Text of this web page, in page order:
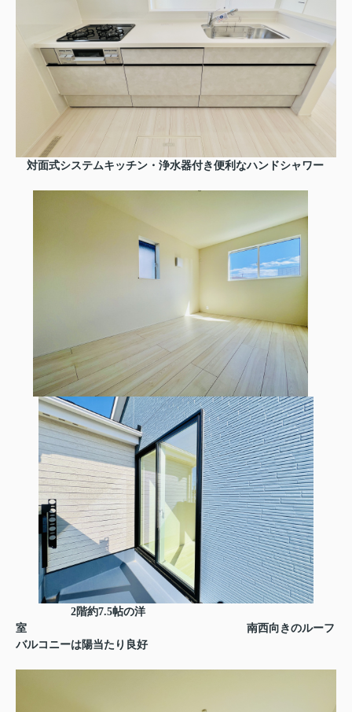
対面式システムキッチン・浄水器付き便利なハンドシャワー
2階約7.5帖の洋
室 南西向きのルーフ
バルコニーは陽当たり良好